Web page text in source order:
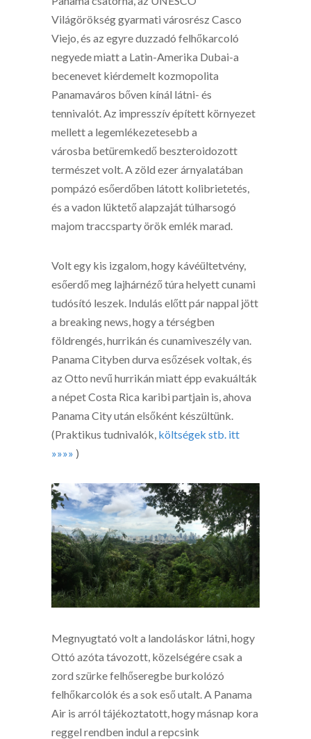
Világörökség gyarmati városrész Casco
Viejo, és az egyre duzzadó felhőkarcoló
negyede miatt a Latin-Amerika Dubai-a
becenevet kiérdemelt kozmopolita
Panamaváros bőven kínál látni- és
tennivalót. Az impresszív épített környezet
mellett a legemlékezetesebb a
városba betüremkedő beszteroidozott
természet volt. A zöld ezer árnyalatában
pompázó esőerdőben látott kolibrietetés,
és a vadon lüktető alapzaját túlharsogó
majom traccsparty örök emlék marad.
Volt egy kis izgalom, hogy kávéültetvény,
esőerdő meg lajhárnéző túra helyett cunami
tudósító leszek. Indulás előtt pár nappal jött
a breaking news, hogy a térségben
földrengés, hurrikán és cunamiveszély van.
Panama Cityben durva esőzések voltak, és
az Otto nevű hurrikán miatt épp evakuálták
a népet Costa Rica karibi partjain is, ahova
Panama City után elsőként készültünk.
(Praktikus tudnivalók, költségek stb. itt
»»»» )
Megnyugtató volt a landoláskor látni, hogy
Ottó azóta távozott, közelségére csak a
zord szürke felhőseregbe burkolózó
felhőkarcolók és a sok eső utalt. A Panama
Air is arról tájékoztatott, hogy másnap kora
reggel rendben indul a repcsink